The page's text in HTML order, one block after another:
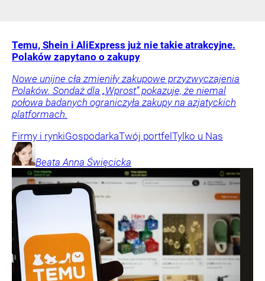
Temu, Shein i AliExpress już nie takie atrakcyjne.
Polaków zapytano o zakupy
Nowe unijne cła zmieniły zakupowe przyzwyczajenia
Polaków. Sondaż dla „Wprost” pokazuje, że niemal
połowa badanych ograniczyła zakupy na azjatyckich
platformach.
Firmy i rynkiGospodarkaTwój portfel Tylko u Nas
Beata Anna Święcicka